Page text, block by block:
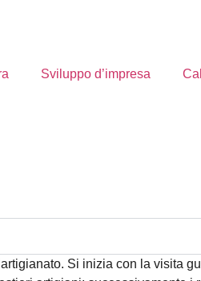
Sviluppo d’impresa
Si inizia con la visita